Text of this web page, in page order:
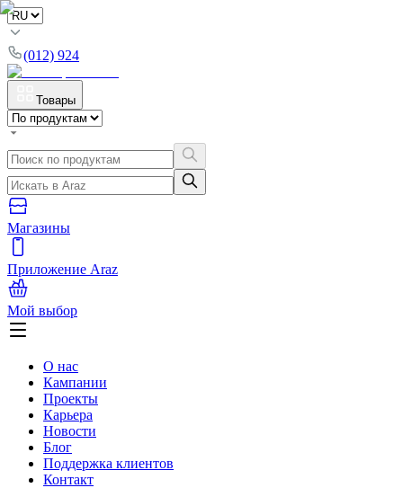
(012) 924
Товары
Магазины
Приложение Araz
Мой выбор
О нас
Кампании
Проекты
Карьера
Новости
Блог
Поддержка клиентов
Контакт